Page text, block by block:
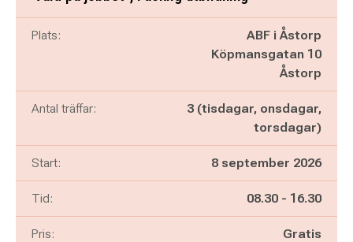
Plats:
ABF i Åstorp
Köpmansgatan 10
Åstorp
Antal träffar:
3 (tisdagar, onsdagar,
torsdagar)
Start: 8 september 2026
Tid: Pågår mellan
08.30 - och
16.30
Pris: Gratis